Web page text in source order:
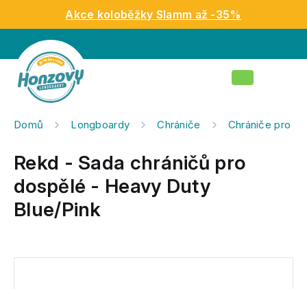
obsah
Akce koloběžky Slamm až -35%
Nákupní
Domů Longboardy Chrániče Chrániče pro
Rekd - Sada chráničů pro
dospělé - Heavy Duty
Blue/Pink